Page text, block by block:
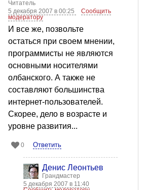
Читатель
5 декабря 2007 в 00:25
Сообщить
модератору
И все же, позвольте
остаться при своем мнении,
программисты не являются
основными носителями
олбанского. А также не
составляют большинства
интернет-пользователей.
Скорее, дело в возрасте и
уровне развития...
0 Ответить
Денис Леонтьев
Грандмастер
5 декабря 2007 в 11:40